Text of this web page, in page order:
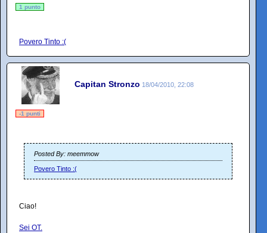
1 punto
Povero Tinto :(
Capitan Stronzo 18/04/2010, 22:08
-1 punti
Posted By: meemmow
Povero Tinto :(
Ciao!
Sei OT.